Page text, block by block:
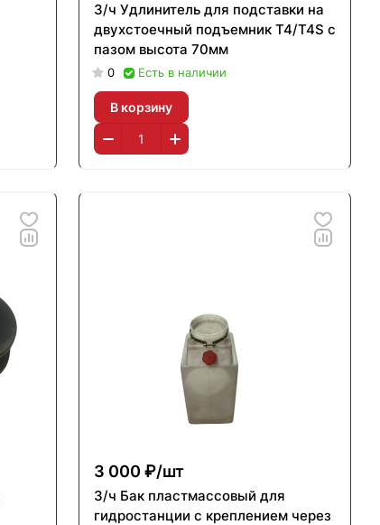
З/ч Удлинитель для подставки на
двухстоечный подъемник T4/T4S с
пазом высота 70мм
0 Есть в наличии
В корзину
3 000 ₽/шт
З/ч Бак пластмассовый для
гидростанции с креплением через